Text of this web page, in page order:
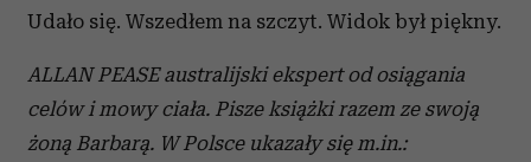
Udało się. Wszedłem na szczyt. Widok był piękny.
ALLAN PEASE australijski ekspert od osiągania
celów i mowy ciała. Pisze książki razem ze swoją
żoną Barbarą. W Polsce ukazały się m.in.: